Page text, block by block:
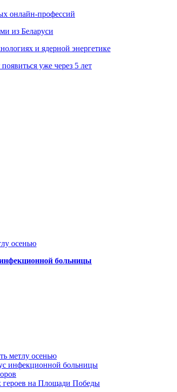
онлайн-профессий
из Беларуси
и ядерной энергетике
уже через 5 лет
осенью
больницы
метлу осенью
инфекционной больницы
героев на Площади Победы